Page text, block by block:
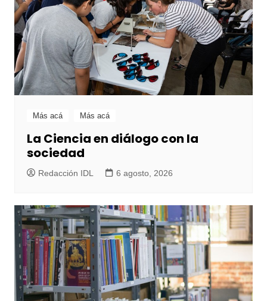
Más acá Más acá
La Ciencia en diálogo con la
sociedad
Redacción IDL 6 agosto, 2026